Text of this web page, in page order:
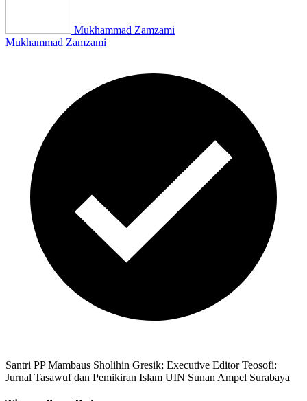
Mukhammad Zamzami
Mukhammad Zamzami
Santri PP Mambaus Sholihin Gresik; Executive Editor Teosofi:
Jurnal Tasawuf dan Pemikiran Islam UIN Sunan Ampel Surabaya